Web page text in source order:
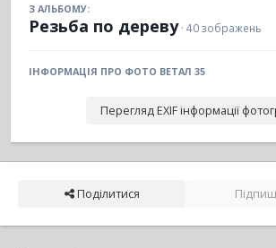
З АЛЬБОМУ:
Резьба по дереву · 40 зображень
ІНФОРМАЦІЯ ПРО ФОТО ВЕТАЛ 35
Перегляд EXIF інформації
Поділитися